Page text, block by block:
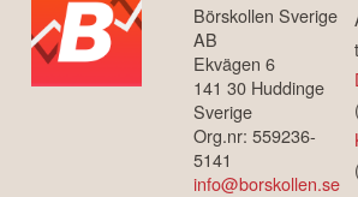
Börskollen Sverige
AB
Ekvägen 6
141 30 Huddinge
Sverige
Org.nr: 559236-
5141
info@borskollen.se